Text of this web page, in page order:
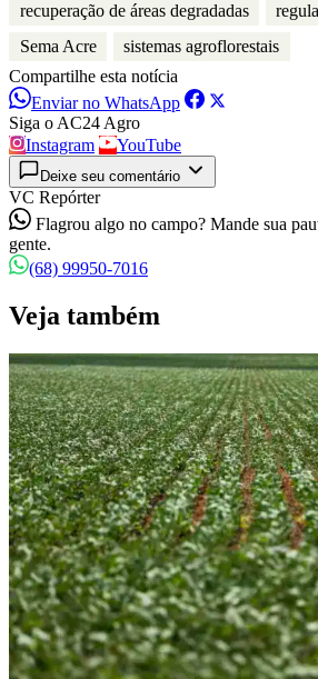
recuperação de áreas degradadas
Sema Acre
sistemas agroflorestais
Compartilhe esta notícia
Enviar no WhatsApp
Siga o AC24 Agro
Instagram
YouTube
Deixe seu comentário
VC Repórter
Flagrou algo no campo? Mande sua
gente.
(68) 99950-7016
Veja também